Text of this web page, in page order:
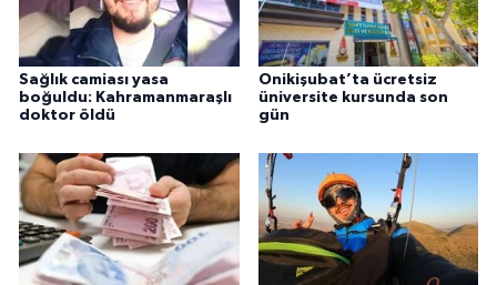
Sağlık camiası yasa
boğuldu: Kahramanmaraşlı
doktor öldü
Onikişubat’ta ücretsiz
üniversite kursunda son
gün